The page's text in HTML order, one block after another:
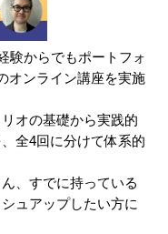
験からでもポートフォ
オンライン講座を実施
オの基礎から実践的
全4回に分けて体系的
、すでに持っている
ュアップしたい方に